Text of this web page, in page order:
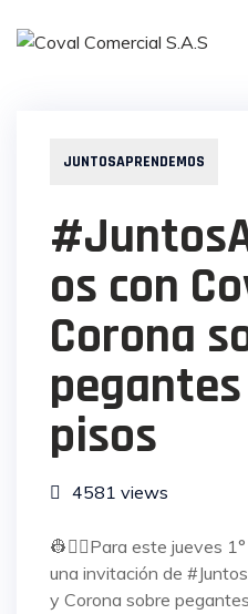
JUNTOSAPRENDEMOS
os con
Corona
pisos
4581 views
👷👷‍♀️Para este jueves
una invitación de
y Corona sobre